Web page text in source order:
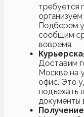
требуется
Подберем
сообщим
вовремя.
Доставим
Москве на
офис. Это
подъехать
документы